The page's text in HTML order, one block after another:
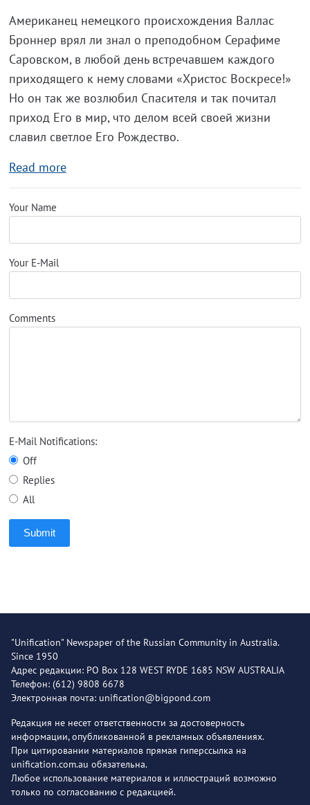
Американец немецкого происхождения Валлас
Броннер врял ли знал о преподобном Серафиме
Саровском, в любой день встречавшем каждого
приходящего к нему словами «Христос Воскресе!»
Но он так же возлюбил Спасителя и так почитал
приход Его в мир, что делом всей своей жизни
славил светлое Его Рождество.
Read more
Your Name
Your E-Mail
Comments
E-Mail Notifications:
Off
Replies
All
Submit
"Unification" Newspaper of the Russian Community in Australia.
Since 1950
Адрес редакции: PO Box 128 WEST RYDE 1685 NSW AUSTRALIA
Телефон: (612) 9808 6678
Электронная почта: unification@bigpond.com
Редакция не несет ответственности за достоверность
информации, опубликованной в рекламных объявлениях.
При цитировании материалов прямая гиперссылка на
unification.com.au обязательна.
Любое использование материалов и иллюстраций возможно
только по согласованию с редакцией.